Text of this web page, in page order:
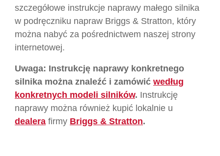
szczegółowe instrukcje naprawy małego silnika
w podręczniku napraw Briggs & Stratton, który
można nabyć za pośrednictwem naszej strony
internetowej.
Uwaga: Instrukcję naprawy konkretnego
silnika można znaleźć i zamówić według
konkretnych modeli silników. Instrukcję
naprawy można również kupić lokalnie u
dealera firmy Briggs & Stratton.